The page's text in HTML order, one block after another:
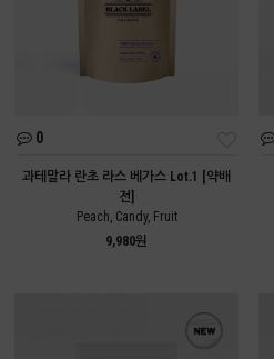
0
과테말라 란초 라스 베가스 Lot.1 [약배
전]
Peach, Candy, Fruit
9,980원